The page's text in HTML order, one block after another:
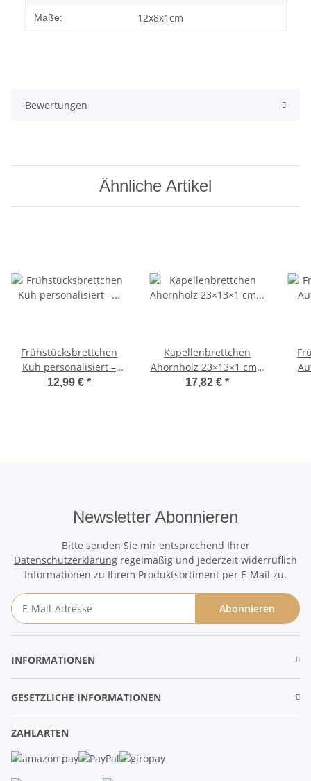
Maße: 12x8x1cm
Bewertungen
Ähnliche Artikel
Frühstücksbrettchen
Kuh personalisiert –
Holz ca. 24×17×1 cm
12,99 € *
Kapellenbrettchen
Ahornholz 23×13×1 cm –
4er Set
17,82 € *
Newsletter Abonnieren
Bitte senden Sie mir entsprechend Ihrer
Datenschutzerklärung regelmäßig und jederzeit widerruflich
Informationen zu Ihrem Produktsortiment per E-Mail zu.
Abonnieren
INFORMATIONEN
GESETZLICHE INFORMATIONEN
ZAHLARTEN